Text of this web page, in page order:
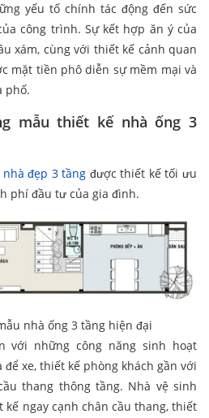
yếu tố chính tác động đến sức
công trình. Sự kết hợp ăn ý của
xám, cùng với thiết kế cảnh quan
mặt tiền phô diễn sự mềm mại và
phố.
mẫu thiết kế nhà ống 3
nhà đẹp 3 tầng được thiết kế tối ưu
phí đầu tư của gia đình.
nhà ống 3 tầng hiện đại
với những công năng sinh hoạt
xe, thiết kế phòng khách gần với
thang thông tầng. Nhà vệ sinh
ngay cạnh chân cầu thang, thiết